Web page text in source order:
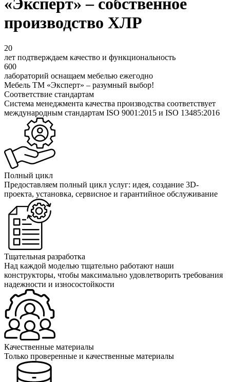
«Эксперт» – собственное
производство ХЛР
20
лет подтверждаем качество и функциональность
600
лабораторий оснащаем мебелью ежегодно
Мебель ТМ «Эксперт» – разумный выбор!
Соответствие стандартам
Система менеджмента качества производства соответствует
международным стандартам ISO 9001:2015 и ISO 13485:2016
Полный цикл
Предоставляем полный цикл услуг: идея, создание 3D-
проекта, установка, сервисное и гарантийное обслуживание
Тщательная разработка
Над каждой моделью тщательно работают наши
конструкторы, чтобы максимально удовлетворить требования
надежности и износостойкости
Качественные материалы
Только проверенные и качественные материалы